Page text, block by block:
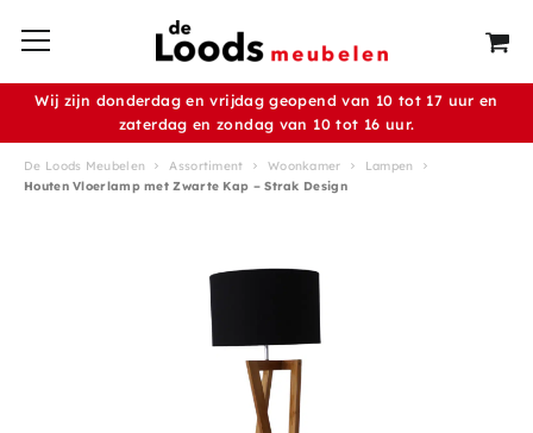
Wij zijn donderdag en vrijdag geopend van 10 tot 17 uur en
zaterdag en zondag van 10 tot 16 uur.
De Loods Meubelen Assortiment Woonkamer
Lampen
Houten Vloerlamp met Zwarte Kap – Strak Design